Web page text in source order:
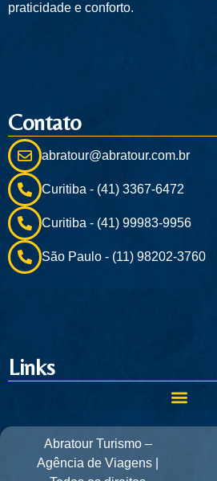
praticidade e conforto.
Contato
abratour@abratour.com.br
Curitiba - (41) 3367-6472
Curitiba - (41) 99983-9956
São Paulo - (11) 98202-3760
Links
Abratour Turismo –
Agência de Viagens |